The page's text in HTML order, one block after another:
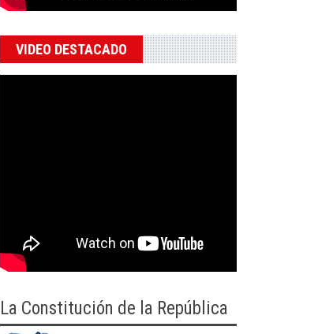
VIDEO DESTACADO
La Constitución de la República